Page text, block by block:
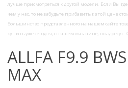
лучше присмотреться к другой модели. Если Вы
чем у нас, то не забудьте прибавить к этой цене
Большинство представленного на нашем сайте
купить уже сегодня, в нашем магазине, по адресу
ALLFA F9.9 BWS
MAX